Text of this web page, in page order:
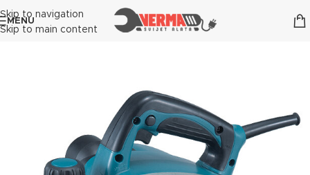
Skip to navigation
Skip to main content
MENU